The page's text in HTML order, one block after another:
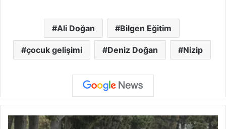
Ali Doğan Bilgen Eğitim
çocuk gelişimi Deniz Doğan Nizip
G